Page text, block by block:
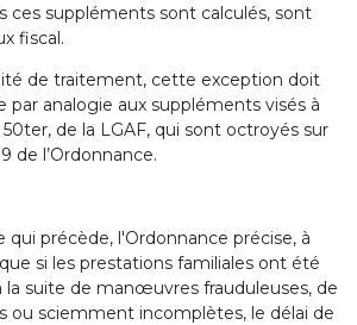
ces suppléments sont calculés, sont
fiscal.
de traitement, cette exception doit
par analogie aux suppléments visés à
50ter, de la LGAF, qui sont octroyés sur
de l’Ordonnance.
qui précède, l'Ordonnance précise, à
que si les prestations familiales ont été
la suite de manœuvres frauduleuses, de
ou sciemment incomplètes, le délai de